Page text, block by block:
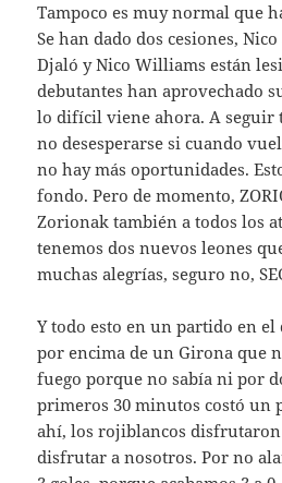
Tampoco es muy normal que
Se han dado dos cesiones,
Djaló y Nico Williams están
debutantes han aprovechado
lo difícil viene ahora. A seguir
no desesperarse si cuando
no hay más oportunidades.
fondo. Pero de momento,
Zorionak también a todos los
tenemos dos nuevos leones
muchas alegrías, seguro no,
Y todo esto en un partido en
por encima de un Girona que
fuego porque no sabía ni por
primeros 30 minutos costó un
ahí, los rojiblancos
disfrutar a nosotros. Por no